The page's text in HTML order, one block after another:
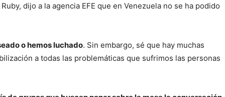
dijo a la agencia EFE que en Venezuela no se ha podido
o hemos luchado. Sin embargo, sé que hay muchas
a todas las problemáticas que sufrimos las personas